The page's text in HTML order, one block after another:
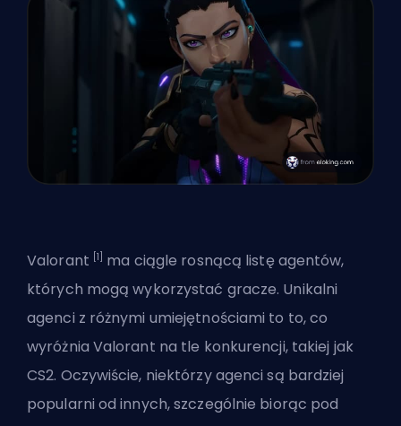
Valorant [1] ma ciągle rosnącą listęagentów,
których mogą wykorzystać gracze. Unikalni
agenci z różnymi umiejętnościami to to, co
wyróżnia Valorant na tle konkurencji, takiej jak
CS2. Oczywiście, niektórzy agenci są bardziej
popularni od innych, szczególnie biorąc pod